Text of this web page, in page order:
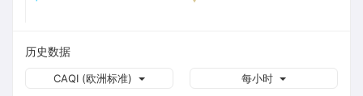
历史数据
每小时
CAQI (欧洲标准)